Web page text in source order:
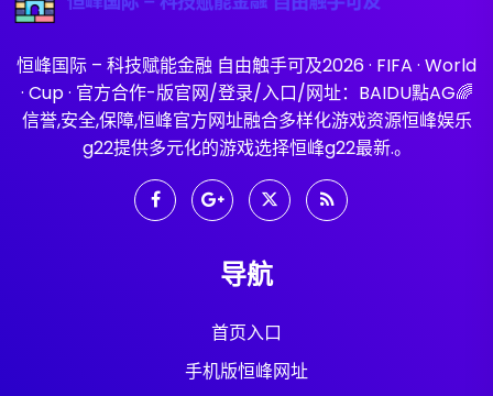
恒峰国际 – 科技赋能金融 自由触手可及2026 · FIFA · World
· Cup · 官方合作-版官网/登录/入口/网址：BAIDU點AG🌈
信誉,安全,保障,恒峰官方网址融合多样化游戏资源恒峰娱乐
g22提供多元化的游戏选择恒峰g22最新.。
导航
首页入口
手机版恒峰网址